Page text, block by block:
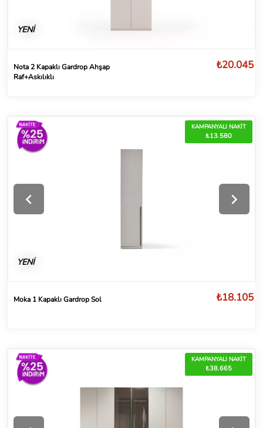
YENİ
Nota 2 Kapaklı Gardrop Ahşap
Raf+Askılıklı
₺20.045
KAMPANYALI NAKİT
₺13.580
YENİ
Moka 1 Kapaklı Gardrop Sol ₺18.105
KAMPANYALI NAKİT
₺38.665